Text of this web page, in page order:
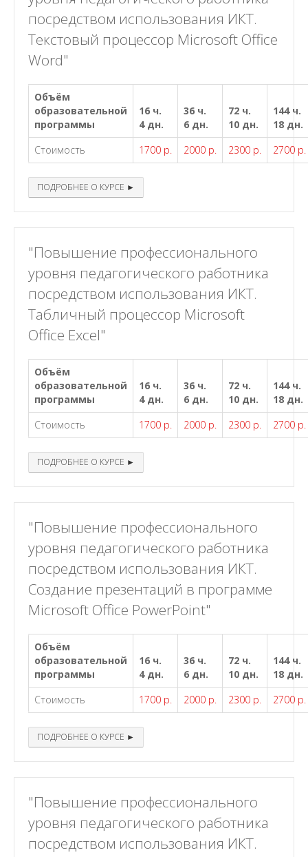
посредством использования ИКТ.
Текстовый процессор Microsoft Office
Word"
Объём
образовательной
программы
16 ч.
4 дн.
36 ч.
6 дн.
72 ч.
10 дн.
144 ч.
18 дн.
Стоимость
1700 р. 2000 р. 2300 р. 2700 р.
ПОДРОБНЕЕ О КУРСЕ ►
"Повышение профессионального
уровня педагогического работника
посредством использования ИКТ.
Табличный процессор Microsoft
Office Excel"
Объём
образовательной
программы
16 ч.
4 дн.
36 ч.
6 дн.
72 ч.
10 дн.
144 ч.
18 дн.
Стоимость
1700 р. 2000 р. 2300 р. 2700 р.
ПОДРОБНЕЕ О КУРСЕ ►
"Повышение профессионального
уровня педагогического работника
посредством использования ИКТ.
Создание презентаций в программе
Microsoft Office PowerPoint"
Объём
образовательной
программы
16 ч.
4 дн.
36 ч.
6 дн.
72 ч.
10 дн.
144 ч.
18 дн.
Стоимость
1700 р. 2000 р. 2300 р. 2700 р.
ПОДРОБНЕЕ О КУРСЕ ►
"Повышение профессионального
уровня педагогического работника
посредством использования ИКТ.